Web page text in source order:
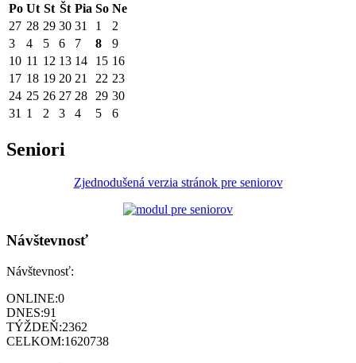
Po Ut St Št Pia So Ne
27 28 29 30 31 1
2
3
4 5 6 7 8
9
10 11 12 13 14 15 16
17 18 19 20 21 22 23
24 25 26 27 28 29 30
31 1 2 3 4 5 6
Seniori
Zjednodušená verzia stránok pre seniorov
Návštevnosť
Návštevnosť:
ONLINE:0
DNES:91
TÝŽDEŇ:2362
CELKOM:1620738